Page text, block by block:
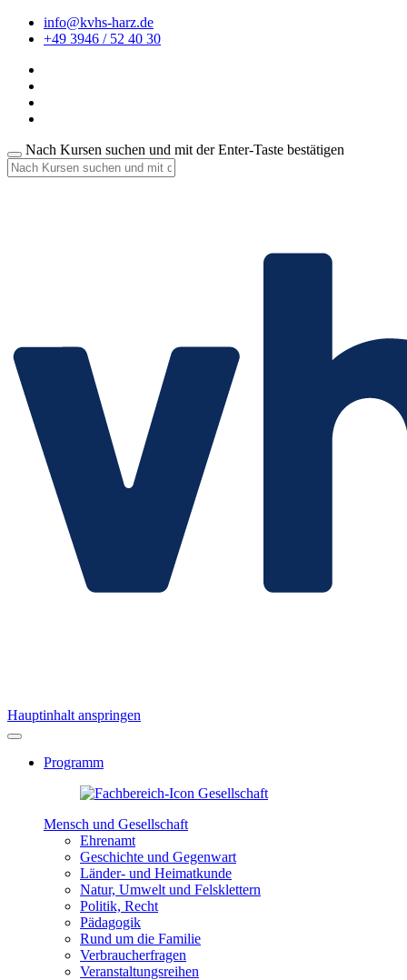
info@kvhs-harz.de
+49 3946 / 52 40 30
Nach Kursen suchen und mit der Enter-Taste bestätigen
Hauptinhalt anspringen
Programm
Mensch und Gesellschaft
Ehrenamt
Geschichte und Gegenwart
Länder- und Heimatkunde
Natur, Umwelt und Felsklettern
Politik, Recht
Pädagogik
Rund um die Familie
Verbraucherfragen
Veranstaltungsreihen